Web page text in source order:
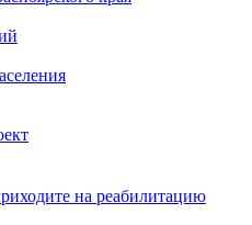
на реабилитацию